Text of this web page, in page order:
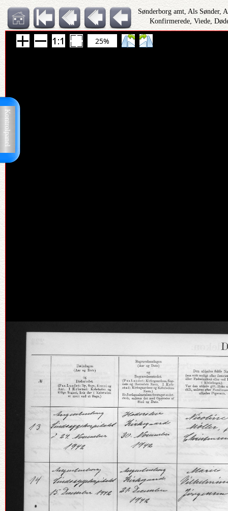
Kontrolpanel
Sønderborg amt, Als Sønder,
Konfirmerede, Viede,
25%